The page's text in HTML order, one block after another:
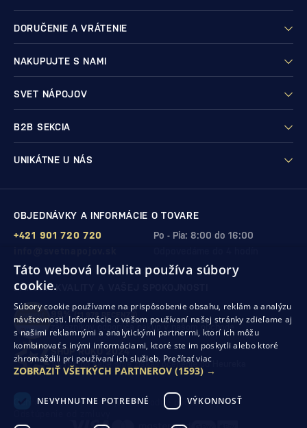
DORUČENIE A VRÁTENIE
NAKUPUJTE S NAMI
SVET NÁPOJOV
B2B SEKCIA
UNIKÁTNE U NÁS
OBJEDNÁVKY A INFORMÁCIE O TOVARE
Po - Pia: 8:00 do 16:00
+421 901 720 720
ZÁRUKA KVALITY A VAŠEJ SPOKOJNOSTI
99% (11 978 RECENZIÍ)
zákazníkov odporúča nákup v našom obchode
SHOP ROKU 2024
10. rok po sebesme získali ocenenie od Heureka
Ochrana osobných údajovObchodné podmienky
Táto webová lokalita používa súbory
cookie.
Súbory cookie používame na prispôsobenie obsahu, reklám a analýzu
návštevnosti. Informácie o vašom používaní našej stránky zdieľame aj
s našimi reklamnými a analytickými partnermi, ktorí ich môžu
kombinovať s inými informáciami, ktoré ste im poskytli alebo ktoré
zhromaždili pri používaní ich služieb. Prečítať viac
ZOBRAZIŤ VŠETKÝCH PARTNEROV (1593) →
NEVYHNUTNE POTREBNÉ VÝKONNOSŤ